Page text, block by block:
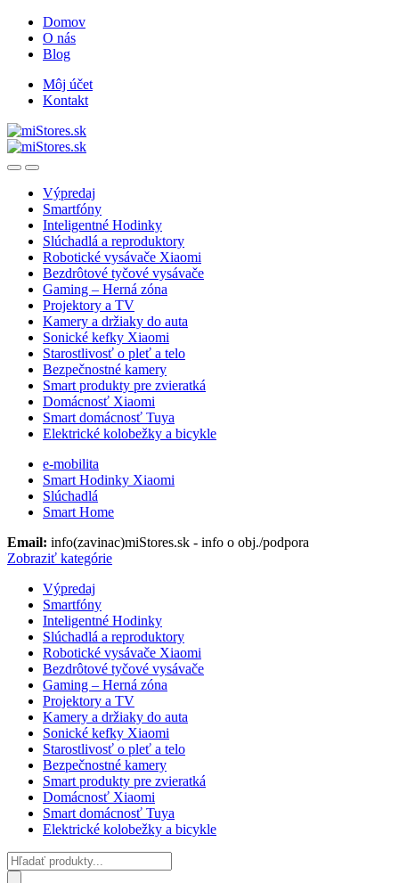
Skip
navigation
Skip
content
Domov
O nás
Blog
Môj účet
Kontakt
OpenClose
Výpredaj
Smartfóny
Inteligentné Hodinky
Slúchadlá a reproduktory
Robotické vysávače Xiaomi
Bezdrôtové tyčové vysávače
Gaming – Herná zóna
Projektory a TV
Kamery a držiaky do auta
Sonické kefky Xiaomi
Starostlivosť o pleť a telo
Bezpečnostné kamery
Smart produkty pre zvieratká
Domácnosť Xiaomi
Smart domácnosť Tuya
Elektrické kolobežky a bicykle
e-mobilita
Smart Hodinky Xiaomi
Slúchadlá
Smart Home
Email: info(zavinac)miStores.sk - info o obj./podpora
Zobraziť kategórie
Výpredaj
Smartfóny
Inteligentné Hodinky
Slúchadlá a reproduktory
Robotické vysávače Xiaomi
Bezdrôtové tyčové vysávače
Gaming – Herná zóna
Projektory a TV
Kamery a držiaky do auta
Sonické kefky Xiaomi
Starostlivosť o pleť a telo
Bezpečnostné kamery
Smart produkty pre zvieratká
Domácnosť Xiaomi
Smart domácnosť Tuya
Elektrické kolobežky a bicykle
Products
search